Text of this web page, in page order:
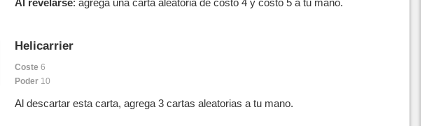
Al revelarse: agrega una carta aleatoria de costo 4 y costo 5 a tu mano.
Helicarrier
Coste 6
Poder 10
Al descartar esta carta, agrega 3 cartas aleatorias a tu mano.